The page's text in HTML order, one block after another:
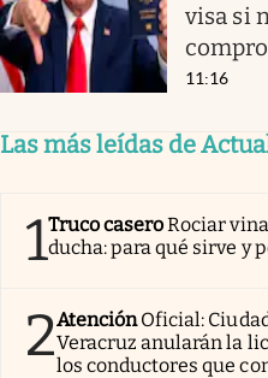
visa si
11:16
Las más leídas de
1Truco caseroRociar
ducha: para qué sirve y
2AtenciónOficial:
Veracruz anularán la
los conductores que